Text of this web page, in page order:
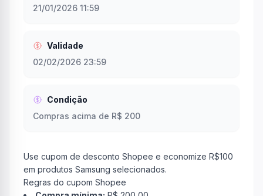
21/01/2026 11:59
Validade
02/02/2026 23:59
Condição
Compras acima de R$ 200
Use cupom de desconto Shopee e economize R$100
em produtos Samsung selecionados.
Regras do cupom Shopee